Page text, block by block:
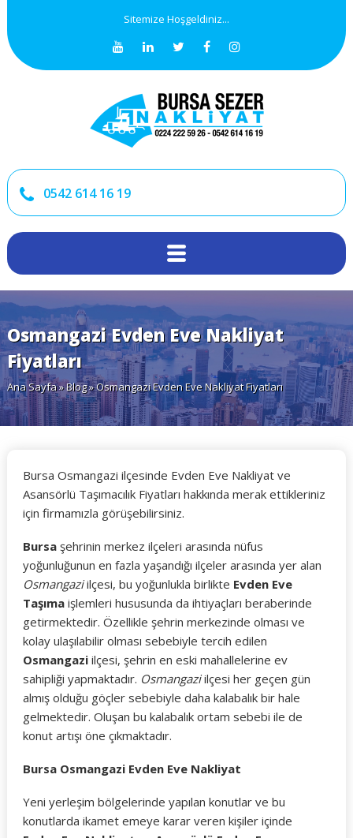
Sitemize Hoşgeldiniz...
0542 614 16 19
Osmangazi Evden Eve Nakliyat
Fiyatları
Ana Sayfa»Blog» Osmangazi Evden Eve Nakliyat Fiyatları
Bursa Osmangazi ilçesinde Evden Eve Nakliyat ve
Asansörlü Taşımacılık Fiyatları hakkında merak ettikleriniz
için firmamızla görüşebilirsiniz.
Bursaşehrinin merkez ilçeleri arasında nüfus
yoğunluğunun en fazla yaşandığı ilçeler arasında yer alan
Osmangaziilçesi, bu yoğunlukla birlikte Evden Eve
Taşımaişlemleri hususunda da ihtiyaçları beraberinde
getirmektedir. Özellikle şehrin merkezinde olması ve
kolay ulaşılabilir olması sebebiyle tercih edilen
Osmangaziilçesi, şehrin en eski mahallelerine ev
sahipliği yapmaktadır. Osmangaziilçesi her geçen gün
almış olduğu göçler sebebiyle daha kalabalık bir hale
gelmektedir. Oluşan bu kalabalık ortam sebebi ile de
konut artışı öne çıkmaktadır.
Bursa Osmangazi Evden Eve Nakliyat
Yeni yerleşim bölgelerinde yapılan konutlar ve bu
konutlarda ikamet emeye karar veren kişiler içinde